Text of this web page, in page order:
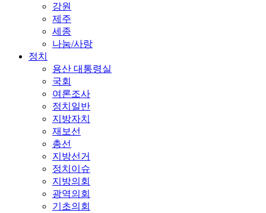
강원
제주
세종
나눔/사랑
정치
용산 대통령실
국회
여론조사
정치일반
지방자치
재보선
총선
지방선거
정치이슈
지방의회
광역의회
기초의회